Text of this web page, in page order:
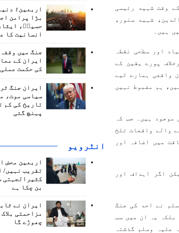
وقت شہید رئیسی
شہید سنور،
ہیں۔
اور سطحی نقطہ
پورے یقین کے
واقعی ہمارے لیے
ہم مضبوط نہیں
ہیں۔ جب کہ
والے واقعات تلخ
میں اضافہ اور
اگر اہداف اور
نے احد کی جنگ
بلکہ یہ ان میں سب
علیہ وسلم گذشتہ
اربعین؛
بڑا پرامن
حسینؑ،
انسانیت کا
جنگ میں
ایران کے
کی حکمت
ایران جنگ
سیاسی موت،
تاریخ کی کم
پہنچ گئی
انٹرويو
اربعین محض
تقریب نہیں/
کثیرالجہتی
بن چکا ہے
ایران نے
مزاحمتی
چھوڑے گا